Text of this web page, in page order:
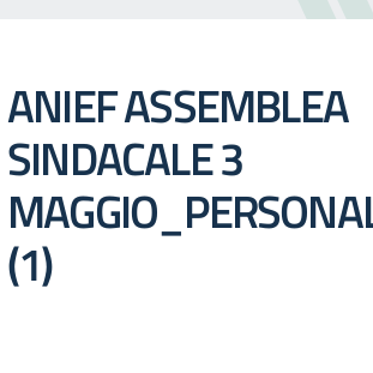
ANIEF ASSEMBLEA
SINDACALE 3
(1)